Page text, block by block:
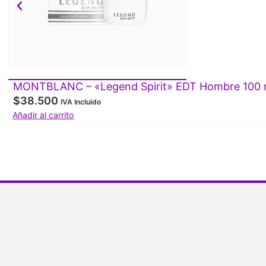
MONTBLANC – «Legend Spirit» EDT Hombre 100
$38.500 IVA Incluido
Añadir al carrito